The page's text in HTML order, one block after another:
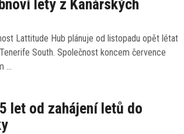
lety z Kanárských
Lattitude Hub plánuje od listopadu opět létat
South. Společnost koncem července
…
let od zahájení letů do